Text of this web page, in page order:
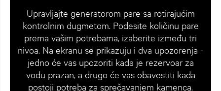
Upravljajte generatorom pare sa rotirajućim
kontrolnim dugmetom. Podesite količinu pare
prema vašim potrebama, izaberite između tri
nivoa. Na ekranu se prikazuju i dva upozorenja -
jedno će vas upozoriti kada je rezervoar za
vodu prazan, a drugo će vas obavestiti kada
postoji potreba za sprečavanjem kamenca.